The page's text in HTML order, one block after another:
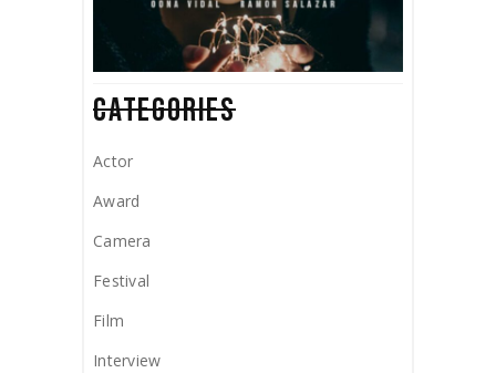
CATEGORIES
Actor
Award
Camera
Festival
Film
Interview